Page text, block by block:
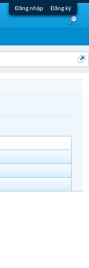
Đăng nhập Đăng ký